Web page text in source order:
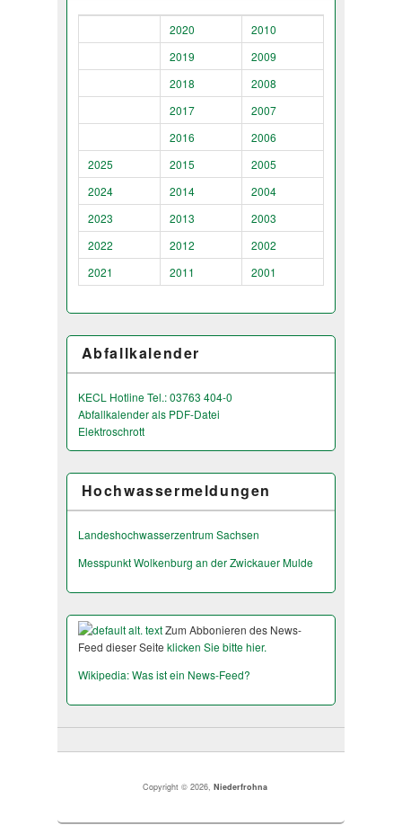
2020
2010
2019
2009
2018
2008
2017
2007
2016
2006
2025
2015
2005
2024
2014
2004
2023
2013
2003
2022
2012
2002
2021
2011 2001
Abfallkalender
KECL Hotline Tel.: 03763 404-0
Abfallkalender als PDF-Datei
Elektroschrott
Hochwassermeldungen
Landeshochwas­serzentrum Sachsen
Messpunkt Wolkenburg an der Zwickauer Mulde
Zum Abbonieren des News-
Feed dieser Seite klicken Sie bitte hier.
Wikipedia: Was ist ein News-Feed?
Copyright © 2026,Niederfrohna